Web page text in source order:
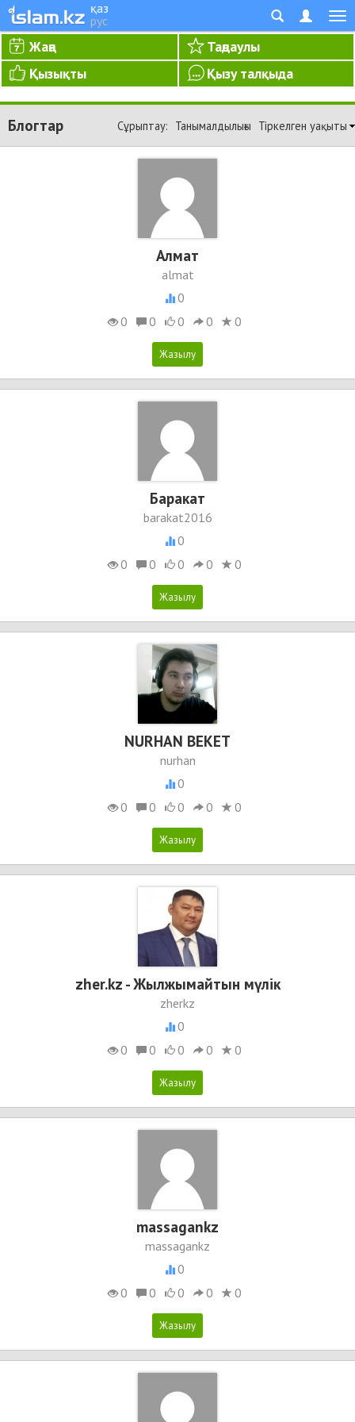
қаз
рус
Жаңа
Таңдаулы
Қызықты
Қызу талқыда
Блогтар Сұрыптау: Танымалдылығы Тіркелген уақыты
Алмат
almat
0
0
0 0 0 0
Баракат
barakat2016
0
0
0 0 0 0
NURHAN BEKET
nurhan
0
0
0 0 0 0
zher.kz - Жылжымайтын мүлік
zherkz
0
0
0 0 0 0
massagankz
massagankz
0
0
0 0 0 0